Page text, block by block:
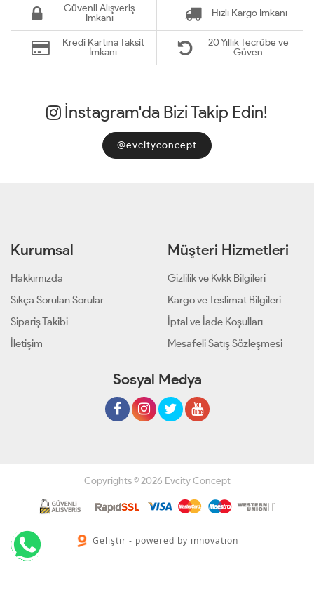
Güvenli Alışveriş
İmkanı
Hızlı Kargo İmkanı
Kredi Kartına Taksit
İmkanı
20 Yıllık Tecrübe ve
Güven
İnstagram'da Bizi Takip Edin!
@evcityconcept
Kurumsal
Hakkımızda
Sıkça Sorulan Sorular
Sipariş Takibi
İletişim
Müşteri Hizmetleri
Gizlilik ve Kvkk Bilgileri
Kargo ve Teslimat Bilgileri
İptal ve İade Koşulları
Mesafeli Satış Sözleşmesi
Sosyal Medya
Copyrights © 2026 Evcity Concept
Geliştir - powered by innovation